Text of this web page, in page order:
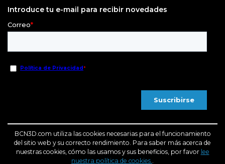
Introduce tu e-mail para recibir novedades
BCN3D.com utiliza las cookies necesarias para el funcionamiento
del sitio web y su correcto rendimiento. Para saber más acerca de
nuestras cookies, cómo las usamos y sus beneficios, por favor lee
nuestra política de cookies..